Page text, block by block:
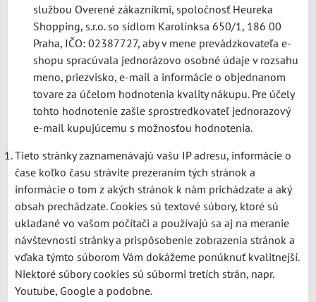
službou Overené zákazníkmi, spoločnosť Heureka
Shopping, s.r.o. so sídlom Karolínksa 650/1, 186 00
Praha, IČO: 02387727, aby v mene prevádzkovateľa e-
shopu spracúvala jednorázovo osobné údaje v rozsahu
meno, priezvisko, e-mail a informácie o objednanom
tovare za účelom hodnotenia kvality nákupu. Pre účely
tohto hodnotenie zašle sprostredkovateľ jednorazový
e-mail kupujúcemu s možnosťou hodnotenia.
Tieto stránky zaznamenávajú vašu IP adresu, informácie o
čase koľko času strávite prezeraním tých stránok a
informácie o tom z akých stránok k nám prichádzate a aký
obsah prechádzate. Cookies sú textové súbory, ktoré sú
ukladané vo vašom počítači a používajú sa aj na meranie
návštevnosti stránky a prispôsobenie zobrazenia stránok a
vďaka týmto súborom Vám dokážeme ponúknuť kvalitnejší.
Niektoré súbory cookies sú súbormi tretích strán, napr.
Youtube, Google a podobne.